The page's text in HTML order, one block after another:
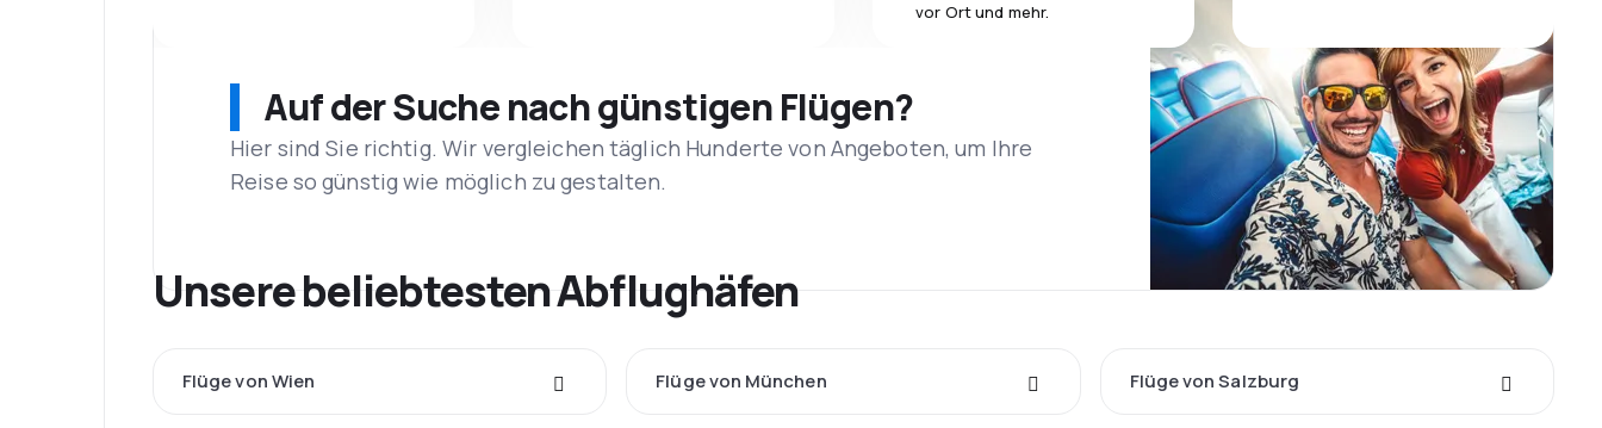
vor Ort und mehr.
Auf der Suche nach günstigen Flügen?
Hier sind Sie richtig. Wir vergleichen täglich Hunderte von Angeboten, um Ihre
Reise so günstig wie möglich zu gestalten.
Unsere beliebtesten Abflughäfen
Flüge von Wien Flüge von München Flüge von Salzburg